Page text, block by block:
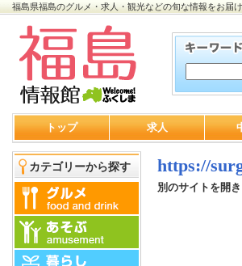
福島県福島のグルメ・求人・観光などの旬な情報をお届
トップ 求人
カテゴリーから探す https://
別のサイトを開